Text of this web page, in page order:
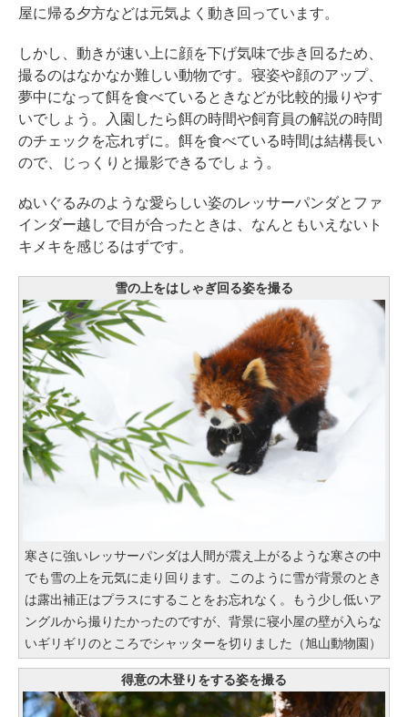
屋に帰る夕方などは元気よく動き回っています。
しかし、動きが速い上に顔を下げ気味で歩き回るため、
撮るのはなかなか難しい動物です。寝姿や顔のアップ、
夢中になって餌を食べているときなどが比較的撮りやす
いでしょう。入園したら餌の時間や飼育員の解説の時間
のチェックを忘れずに。餌を食べている時間は結構長い
ので、じっくりと撮影できるでしょう。
ぬいぐるみのような愛らしい姿のレッサーパンダとファ
インダー越しで目が合ったときは、なんともいえないト
キメキを感じるはずです。
雪の上をはしゃぎ回る姿を撮る
寒さに強いレッサーパンダは人間が震え上がるような寒さの中
でも雪の上を元気に走り回ります。このように雪が背景のとき
は露出補正はプラスにすることをお忘れなく。もう少し低いア
ングルから撮りたかったのですが、背景に寝小屋の壁が入らな
いギリギリのところでシャッターを切りました（旭山動物園）
得意の木登りをする姿を撮る